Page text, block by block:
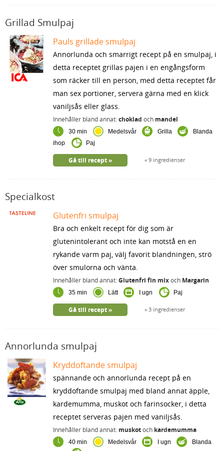
Grillad Smulpaj
Pauls grillade smulpaj
Annorlunda och smarrigt recept på en smulpaj, i
detta receptet grillas pajen i en engångsform
som räcker till en person, med detta receptet får
man sex portioner, servera gärna med en klick
vaniljsås eller glass.
Innehåller bland annat:choklad och mandel
30 min Medelsvår Grilla
Blanda
ihop
Paj
9 ingredienser
Gå till recept
Specialkost
Glutenfri smulpaj
Bra och enkelt recept för dig som är
glutenintolerant och inte kan motstå en en
rykande varm paj, välj favorit blandningen, strö
över smulorna och vänta.
Innehåller bland annat:Glutenfri fin mixoch Margarin
35 min Lätt I ugn Paj
3 ingredienser
Gå till recept
Annorlunda smulpaj
Kryddoftande smulpaj
spännande och annorlunda recept på en
kryddoftande smulpaj med bland annat äpple,
kardemumma, muskot och farinsocker, i detta
receptet serveras pajen med vaniljsås.
Innehåller bland annat: muskotoch kardemumma
40 min Medelsvår I ugn
Blanda